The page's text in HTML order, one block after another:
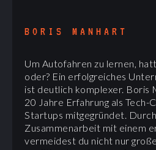
BORIS MANHART
Um Autofahren zu lernen,
oder? Ein erfolgreiches
ist deutlich komplexer. Boris
20 Jahre Erfahrung als Tech-
Startups mitgegründet.
Zusammenarbeit mit einem
vermeidest du nicht nur